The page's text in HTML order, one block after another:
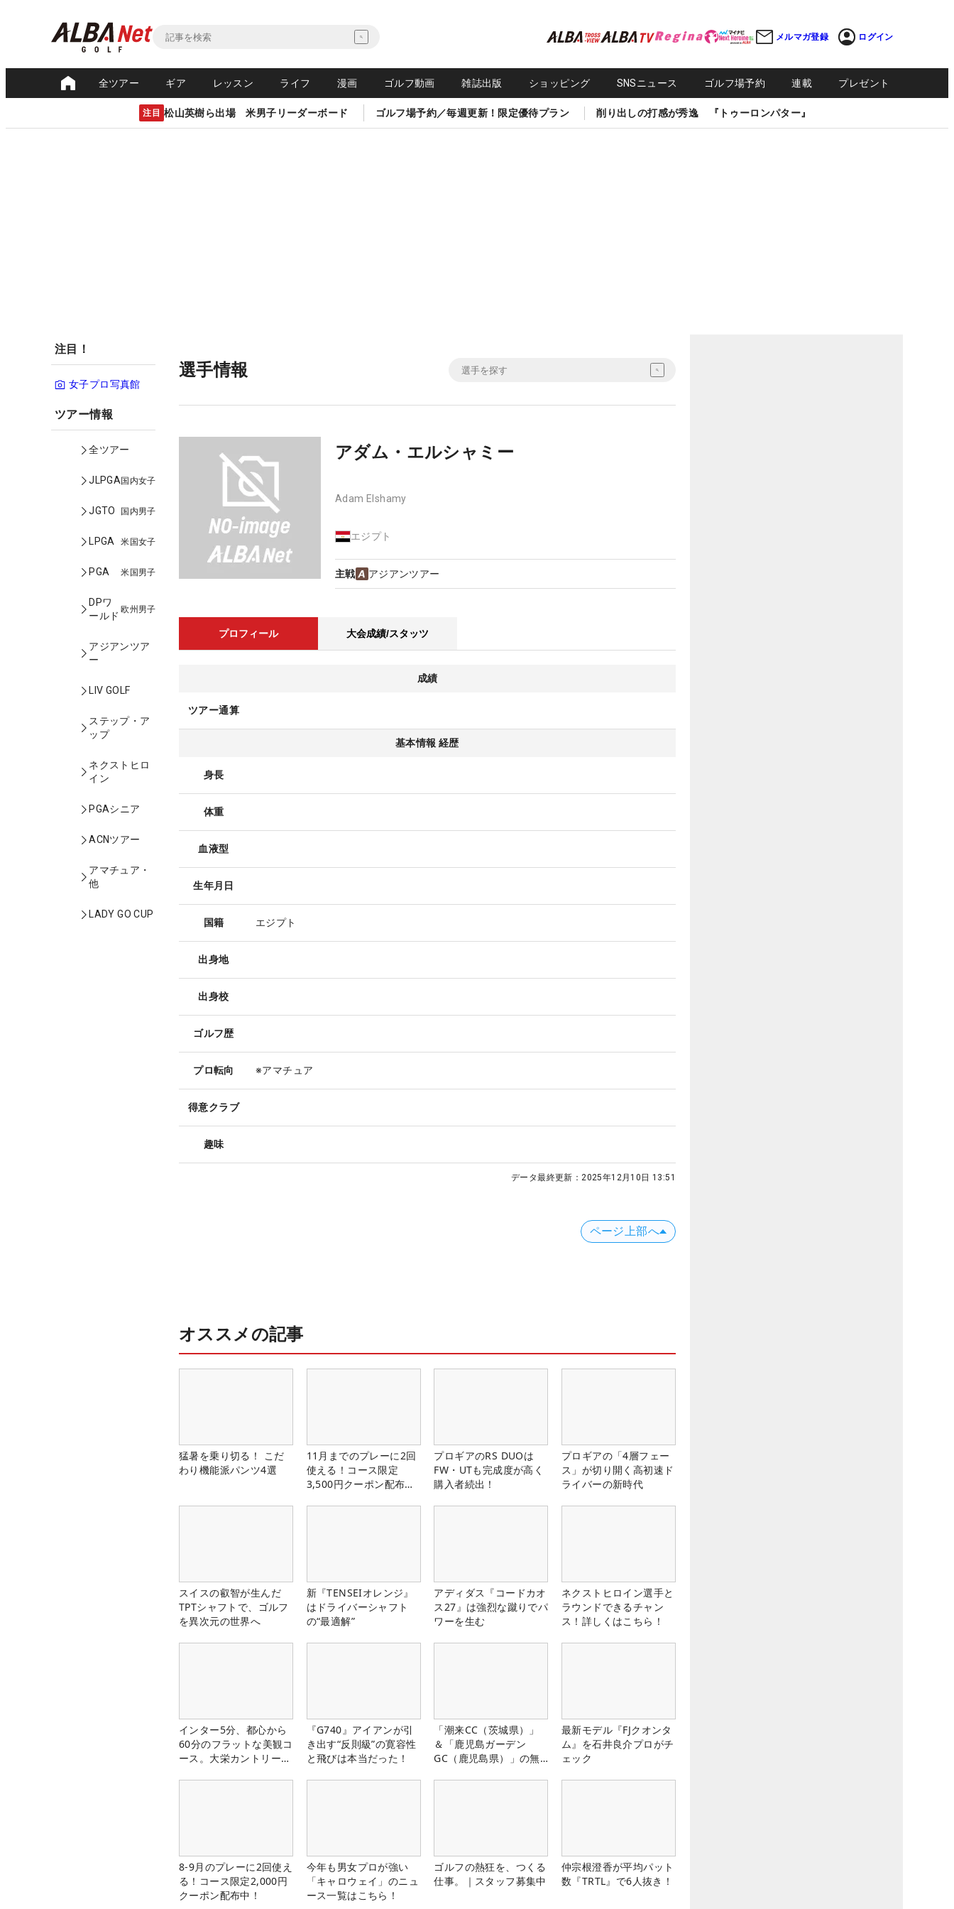
メルマガ登録 ログイン
全ツアー ギア レッスン ライフ 漫画 ゴルフ動画 雑誌出版 ショッピング SNSニュース ゴルフ場予約 連載 プレゼント
注目 松山英樹ら出場 米男子リーダーボード ゴルフ場予約／毎週更新！限定優待プラン 削り出しの打感が秀逸 『トゥーロンパター』
注目！
女子プロ写真館
ツアー情報
全ツアー
JLPGA国内女子
JGTO 国内男子
LPGA 米国女子
PGA 米国男子
DPワ
ールド
欧州男子
アジアンツア
ー
LIV GOLF
ステップ・ア
ップ
ネクストヒロ
イン
PGAシニア
ACNツアー
アマチュア・
他
LADY GO CUP
選手情報
アダム・エルシャミー
Adam Elshamy
エジプト
主戦 アジアンツアー
プロフィール 大会成績/スタッツ
成績
ツアー通算
基本情報 経歴
身長
体重
血液型
生年月日
国籍 エジプト
出身地
出身校
ゴルフ歴
プロ転向 ※アマチュア
得意クラブ
趣味
データ最終更新： 2025年12月10日 13:51
ページ上部へ
オススメの記事
猛暑を乗り切る！ こだ
わり機能派パンツ4選
11月までのプレーに2回
使える！コース限定
3,500円クーポン配布
プロギアのRS DUOは
FW・UTも完成度が高く
購入者続出！
プロギアの「4層フェー
ス」が切り開く高初速ド
ライバーの新時代
スイスの叡智が生んだ
TPTシャフトで、ゴルフ
を異次元の世界へ
新『TENSEIオレンジ』
はドライバーシャフト
の“最適解”
アディダス『コードカオ
ス27』は強烈な蹴りでパ
ワーを生む
ネクストヒロイン選手と
ラウンドできるチャン
ス！詳しくはこちら！
インター5分、都心から
60分のフラットな美観コ
ース。大栄カントリー俱
『G740』アイアンが引
き出す“反則級”の寛容性
と飛びは本当だった！
「潮来CC（茨城県）」
＆「鹿児島ガーデン
GC（鹿児島県）」の無
最新モデル『FJクオンタ
ム』を石井良介プロがチ
ェック
8-9月のプレーに2回使え
る！コース限定2,000円
クーポン配布中！
今年も男女プロが強い
「キャロウェイ」のニュ
ース一覧はこちら！
ゴルフの熱狂を、つくる
仕事。｜スタッフ募集中
仲宗根澄香が平均パット
数『TRTL』で6人抜き！